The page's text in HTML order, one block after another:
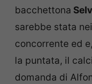
bacchettona
sarebbe stata
concorrente ed e,
la puntata, il
domanda di